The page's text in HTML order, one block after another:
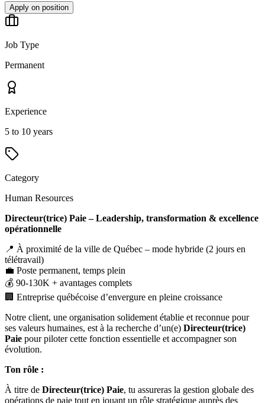
Apply on position
Job Type
Permanent
Experience
5 to 10 years
Category
Human Resources
Directeur(trice) Paie – Leadership, transformation & excellence
opérationnelle
📍 À proximité de la ville de Québec – mode hybride (2 jours en
télétravail)
💼 Poste permanent, temps plein
💰 90-130K + avantages complets
🏢 Entreprise québécoise d’envergure en pleine croissance
Notre client, une organisation solidement établie et reconnue pour
ses valeurs humaines, est à la recherche d’un(e) Directeur(trice)
Paie pour piloter cette fonction essentielle et accompagner son
évolution.
Ton rôle :
À titre de Directeur(trice) Paie, tu assureras la gestion globale des
opérations de paie tout en jouant un rôle stratégique auprès des